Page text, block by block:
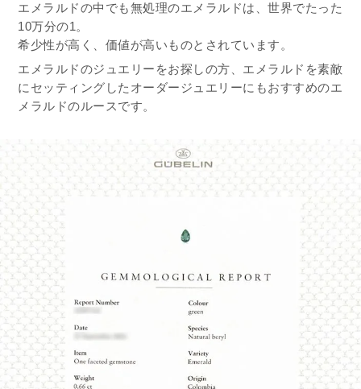
エメラルドの中でも無処理のエメラルドは、世界でたった
10万分の1。
希少性が高く、価値が高いものとされています。
エメラルドのジュエリーをお探しの方、エメラルドを素敵
にセッティングしたオーダージュエリーにもおすすめのエ
メラルドのルースです。